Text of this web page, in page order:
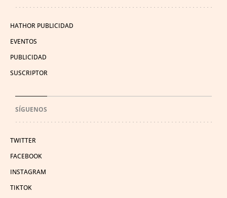
HATHOR PUBLICIDAD
EVENTOS
PUBLICIDAD
SUSCRIPTOR
SÍGUENOS
TWITTER
FACEBOOK
INSTAGRAM
TIKTOK